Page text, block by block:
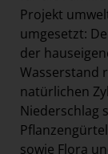
Projekt
umgesetzt:
der
Wasserstand
natürlichen
Niederschlag
sowie Flora